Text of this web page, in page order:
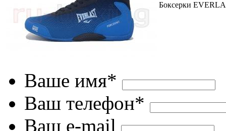
Боксерки
Ваше имя*
Ваш телефон*
Ваш e-mail